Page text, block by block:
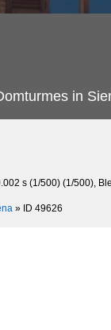
in
s (1/500) (1/500),
» ID 49626